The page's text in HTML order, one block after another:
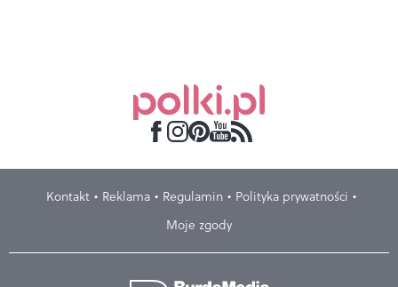
Kontakt Reklama Regulamin
Polityka prywatności
Moje zgody